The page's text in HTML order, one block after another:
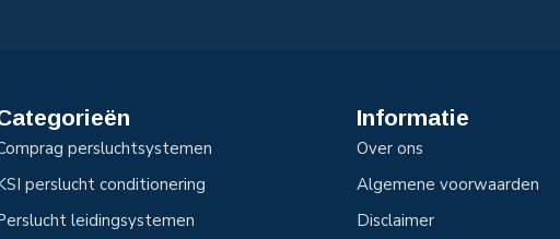
persluchtsystemen
perslucht conditionering
leidingsystemen
Informatie
Over ons
Algemene voorwaarden
Disclaimer